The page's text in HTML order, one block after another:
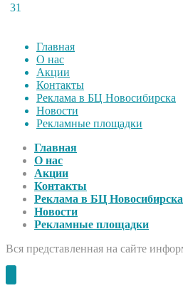
31
Главная
О нас
Акции
Контакты
Реклама в БЦ Новосибирска
Новости
Рекламные площадки
Главная
О нас
Акции
Контакты
Реклама в БЦ Новосибирска
Новости
Рекламные площадки
Вся представленная на сайте